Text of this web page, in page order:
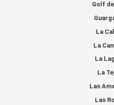
Golf
La
La
La
La
Las
Las